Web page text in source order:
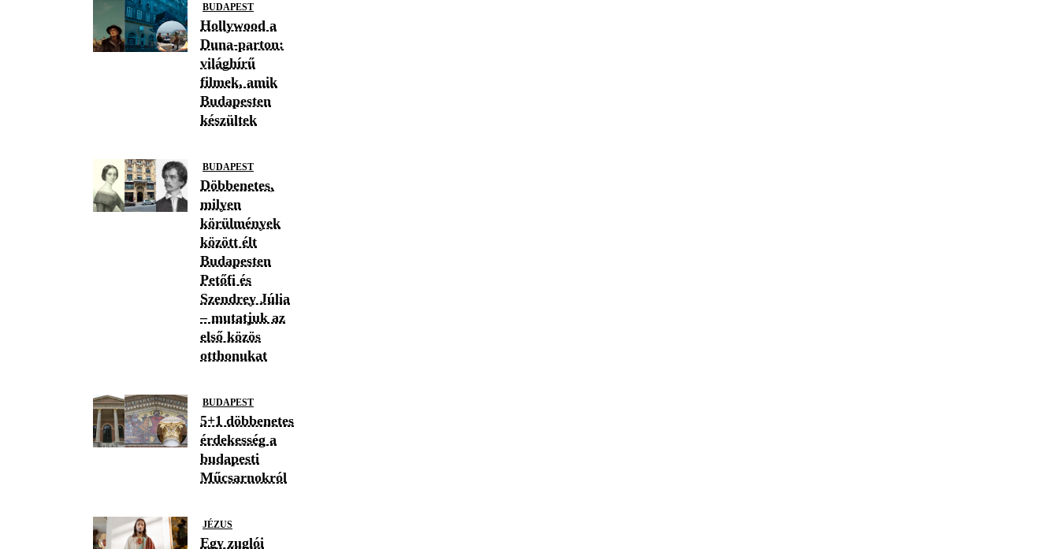
BUDAPEST
Hollywood a
Duna-parton:
világhírű
filmek, amik
Budapesten
készültek
BUDAPEST
Döbbenetes,
milyen
körülmények
között élt
Budapesten
Petőfi és
Szendrey Júlia
– mutatjuk az
első közös
otthonukat
BUDAPEST
5+1 döbbenetes
érdekesség a
budapesti
Műcsarnokról
JÉZUS
Egy zuglói